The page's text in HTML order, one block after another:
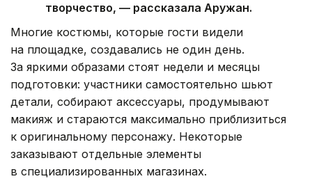
творчество, — рассказала Аружан.
Многие костюмы, которые гости видели
на площадке, создавались не один день.
За яркими образами стоят недели и месяцы
подготовки: участники самостоятельно шьют
детали, собирают аксессуары, продумывают
макияж и стараются максимально приблизиться
к оригинальному персонажу. Некоторые
заказывают отдельные элементы
в специализированных магазинах.